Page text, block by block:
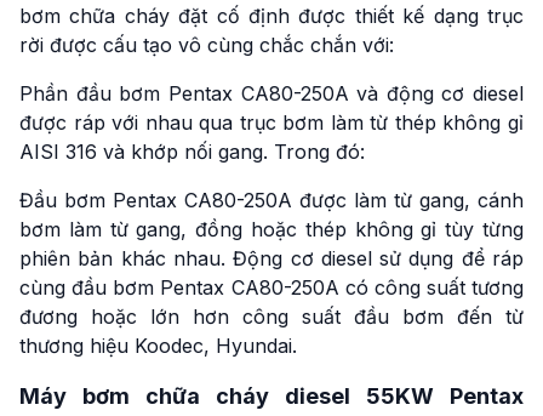
bơm chữa cháy đặt cố định được thiết kế dạng trục
rời được cấu tạo vô cùng chắc chắn với:
Phần đầu bơm Pentax CA80-250A và động cơ diesel
được ráp với nhau qua trục bơm làm từ thép không gỉ
AISI 316 và khớp nối gang. Trong đó:
Đầu bơm Pentax CA80-250A được làm từ gang, cánh
bơm làm từ gang, đồng hoặc thép không gỉ tùy từng
phiên bản khác nhau. Động cơ diesel sử dụng để ráp
cùng đầu bơm Pentax CA80-250A có công suất tương
đương hoặc lớn hơn công suất đầu bơm đến từ
thương hiệu Koodec, Hyundai.
Máy bơm chữa cháy diesel 55KW Pentax